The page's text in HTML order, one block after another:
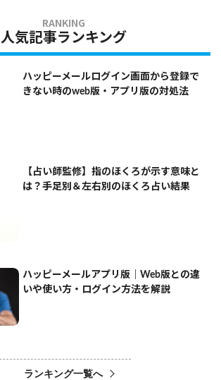
人気記事ランキング
ハッピーメールログイン画面から登録で
きない時のweb版・アプリ版の対処法
【占い師監修】指のほくろが示す意味と
は？手足別＆左右別のほくろ占い結果
ハッピーメールアプリ版｜Web版との違
いや使い方・ログイン方法を解説
ランキング一覧へ